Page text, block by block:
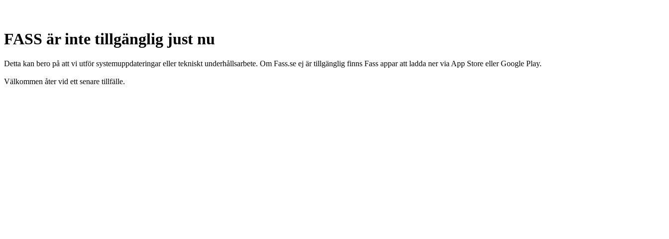
FASS är inte tillgänglig just nu
Detta kan bero på att vi utför systemuppdateringar eller tekniskt underhållsarbete. Om Fass.se ej är tillgänglig finns Fass appar att ladda ner via App Store eller Google Play.
Välkommen åter vid ett senare tillfälle.